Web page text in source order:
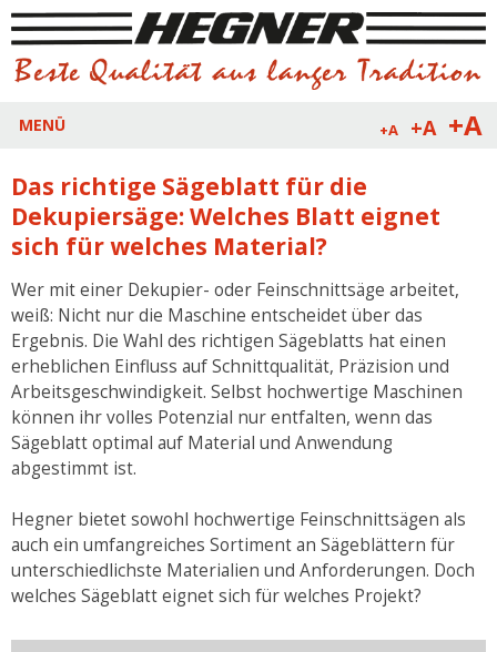
+A +A +A
MENÜ
Das richtige Sägeblatt für die
Dekupiersäge: Welches Blatt eignet
sich für welches Material?
Wer mit einer Dekupier- oder Feinschnittsäge arbeitet,
weiß: Nicht nur die Maschine entscheidet über das
Ergebnis. Die Wahl des richtigen Sägeblatts hat einen
erheblichen Einfluss auf Schnittqualität, Präzision und
Arbeitsgeschwindigkeit. Selbst hochwertige Maschinen
können ihr volles Potenzial nur entfalten, wenn das
Sägeblatt optimal auf Material und Anwendung
abgestimmt ist.
Hegner bietet sowohl hochwertige Feinschnittsägen als
auch ein umfangreiches Sortiment an Sägeblättern für
unterschiedlichste Materialien und Anforderungen. Doch
welches Sägeblatt eignet sich für welches Projekt?